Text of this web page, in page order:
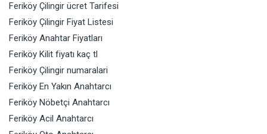
Feriköy Çilingir ücret Tarifesi
Feriköy Çilingir Fiyat Listesi
Feriköy Anahtar Fiyatları
Feriköy Kilit fiyatı kaç tl
Feriköy Çilingir numaralari
Feriköy En Yakın Anahtarcı
Feriköy Nöbetçi Anahtarcı
Feriköy Acil Anahtarcı